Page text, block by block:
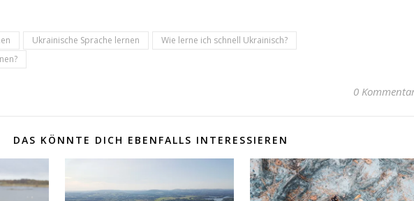
Ukrainische Sprache lernen
Wie lerne ich schnell Ukrainisch?
0
DAS KÖNNTE DICH EBENFALLS INTERESSIEREN